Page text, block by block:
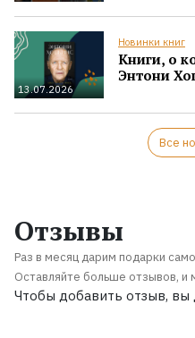
13.07.2026
Новинки книг
Книги, о
Энтони
Все
Отзывы
Раз в месяц дарим подарки
Оставляйте больше отзывов, и
Чтобы добавить отзыв,